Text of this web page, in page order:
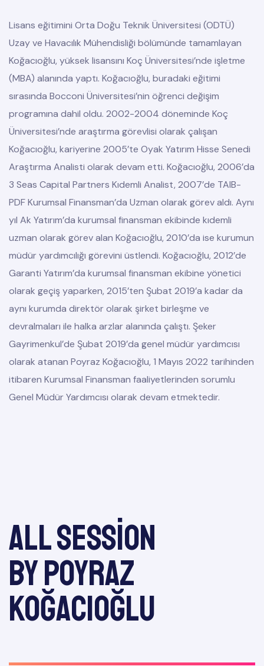
Lisans eğitimini Orta Doğu Teknik Üniversitesi (ODTÜ)
Uzay ve Havacılık Mühendisliği bölümünde tamamlayan
Koğacıoğlu, yüksek lisansını Koç Üniversitesi’nde işletme
(MBA) alanında yaptı. Koğacıoğlu, buradaki eğitimi
sırasında Bocconi Üniversitesi’nin öğrenci değişim
programına dahil oldu. 2002-2004 döneminde Koç
Üniversitesi’nde araştırma görevlisi olarak çalışan
Koğacıoğlu, kariyerine 2005’te Oyak Yatırım Hisse Senedi
Araştırma Analisti olarak devam etti. Koğacıoğlu, 2006’da
3 Seas Capital Partners Kıdemli Analist, 2007’de TAIB-
PDF Kurumsal Finansman’da Uzman olarak görev aldı. Aynı
yıl Ak Yatırım’da kurumsal finansman ekibinde kıdemli
uzman olarak görev alan Koğacıoğlu, 2010’da ise kurumun
müdür yardımcılığı görevini üstlendi. Koğacıoğlu, 2012’de
Garanti Yatırım’da kurumsal finansman ekibine yönetici
olarak geçiş yaparken, 2015’ten Şubat 2019’a kadar da
aynı kurumda direktör olarak şirket birleşme ve
devralmaları ile halka arzlar alanında çalıştı. Şeker
Gayrimenkul’de Şubat 2019’da genel müdür yardımcısı
olarak atanan Poyraz Koğacıoğlu, 1 Mayıs 2022 tarihinden
itibaren Kurumsal Finansman faaliyetlerinden sorumlu
Genel Müdür Yardımcısı olarak devam etmektedir.
All session
by Poyraz
KOĞACIOĞLU